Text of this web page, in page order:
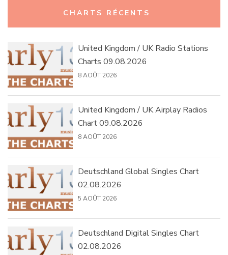
CHARTS RÉCENTS
United Kingdom / UK Radio Stations
Charts 09.08.2026
8 AOÛT 2026
United Kingdom / UK Airplay Radios
Chart 09.08.2026
8 AOÛT 2026
Deutschland Global Singles Chart
02.08.2026
5 AOÛT 2026
Deutschland Digital Singles Chart
02.08.2026